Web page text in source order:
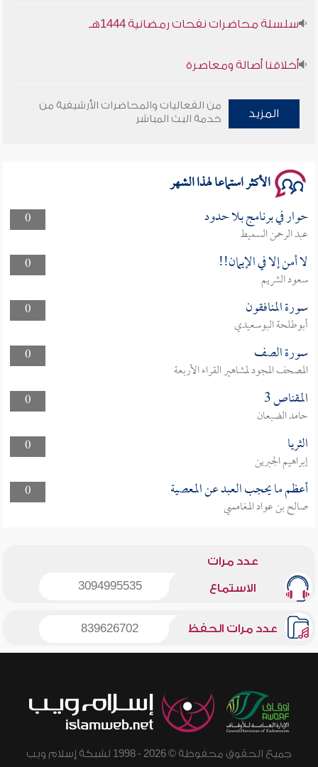
سلسلة محاضرات نفحات رمضانية 1444هـ
المزيد
من الفعاليات والمحاضرات الأرشيفية من
خدمة البث المباشر
الأكثر استماعا لهذا الشهر
0 حوار في برنامج بلا حدود
عبد الرحمن السميط
0
لا أمن إلا في الإيمان!!
سعود الشريم
0
سورة المنافقون
أبوطلحة البوسعيدي
0
سورة الصف
المصحف المجود لمشاهير القراء الأربعة
0
المقناص 3
حامد الضبعان
0
الثريا
إبراهيم الجبرين
0
أعظم ما يحجب العبد عن المعصية
صالح بن عواد المغامسي
عدد مرات
الاستماع 3094995535
عدد مرات الحفظ 839626702
جميع الحقوق محفوظة © 2026 - 1998 لشبكة إسلام ويب